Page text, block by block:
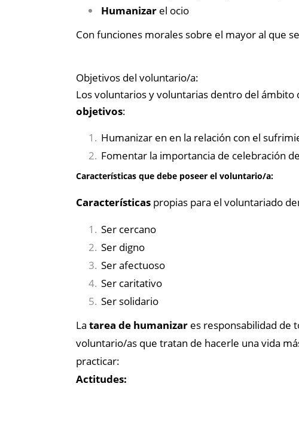
Humanizar el ocio
Con funciones morales sobre el mayor al que
Objetivos del voluntario/a:
Los voluntarios y voluntarias dentro del
objetivos:
Humanizar en en la relación con el
Fomentar la importancia de celebración
Características que debe poseer el voluntario/a:
Características propias para el voluntariado
Ser cercano
Ser digno
Ser afectuoso
Ser caritativo
Ser solidario
La tarea de humanizar es responsabilidad de
voluntario/as que tratan de hacerle una vida
practicar:
Actitudes: